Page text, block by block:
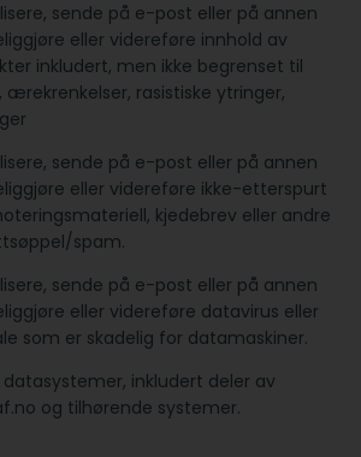
sende på e-post eller på annen
eller videreføre innhold av
inkludert, men ikke begrenset til
ærekrenkelser, rasistiske ytringer,
sende på e-post eller på annen
eller videreføre ikke-etterspurt
kjedebrev eller andre
spam.
sende på e-post eller på annen
eller videreføre datavirus eller
som er skadelig for datamaskiner.
inkludert deler av
og tilhørende systemer.